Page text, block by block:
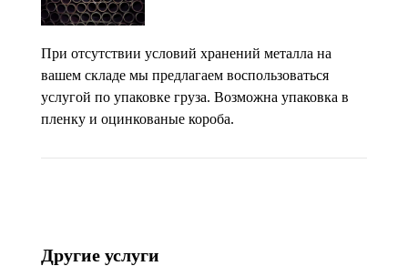
При отсутствии условий хранений металла на
вашем складе мы предлагаем воспользоваться
услугой по упаковке груза. Возможна упаковка в
пленку и оцинкованые короба.
Другие услуги